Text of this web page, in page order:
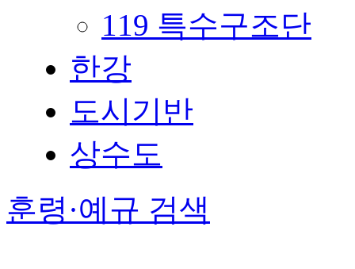
119 특수구조단
한강
도시기반
상수도
훈령·예규 검색